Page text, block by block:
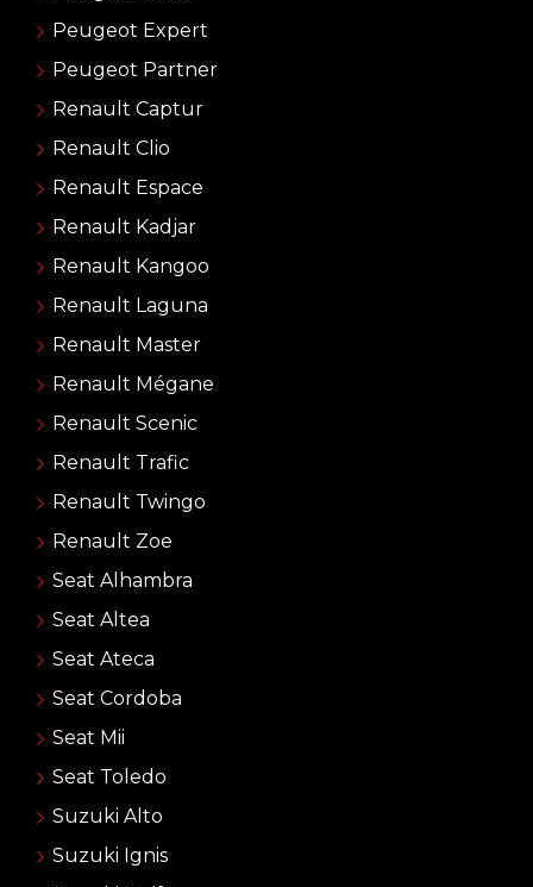
Peugeot Expert
Peugeot Partner
Renault Captur
Renault Clio
Renault Espace
Renault Kadjar
Renault Kangoo
Renault Laguna
Renault Master
Renault Mégane
Renault Scenic
Renault Trafic
Renault Twingo
Renault Zoe
Seat Alhambra
Seat Altea
Seat Ateca
Seat Cordoba
Seat Mii
Seat Toledo
Suzuki Alto
Suzuki Ignis